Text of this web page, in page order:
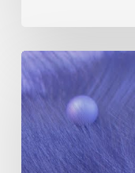
Fique
por
dentro
das
ultimas